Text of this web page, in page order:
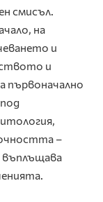
смисъл.
на
и
и
първоначално
–
въплъщава